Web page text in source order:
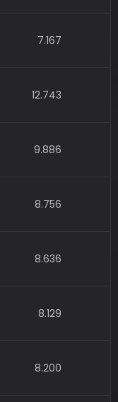
7.167
12.743
9.886
8.756
8.636
8.129
8.200